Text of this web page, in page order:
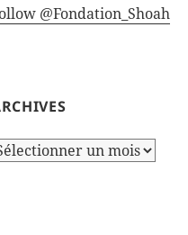
@Fondation_Shoah